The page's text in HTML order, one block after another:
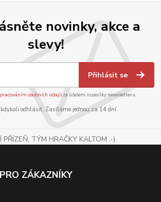
novinky, akce a
slevy!
Přihlásit se
osobních údajůza účelem rozesílky newsletteru.
kdykoli odhlásit. Zasíláme jednou za 14 dní.
PŘÍZEŇ, TÝM HRAČKY KALTOM .-)
ZÁKAZNÍKY